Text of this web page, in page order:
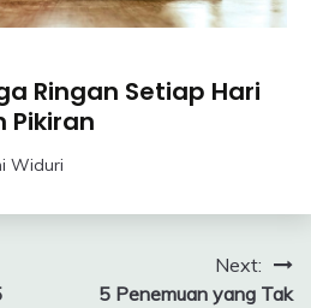
Ringan Setiap Hari
Pikiran
Widuri
Next:
5 Penemuan yang Tak